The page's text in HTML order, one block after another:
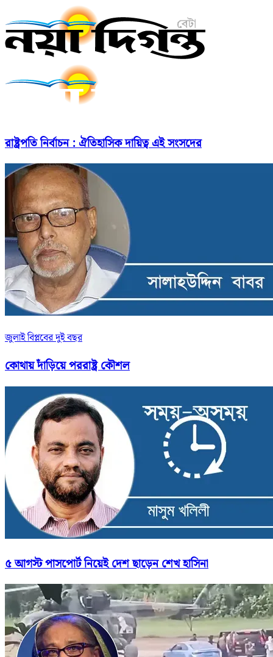
রাষ্ট্রপতি নির্বাচন : ঐতিহাসিক দায়িত্ব এই সংসদের
জুলাই বিপ্লবের দুই বছর
কোথায় দাঁড়িয়ে পররাষ্ট্র কৌশল
৫ আগস্ট পাসপোর্ট নিয়েই দেশ ছাড়েন শেখ হাসিনা